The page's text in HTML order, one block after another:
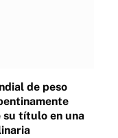
de peso
su título en una